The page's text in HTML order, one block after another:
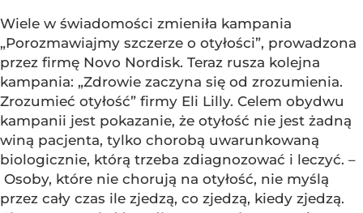
Wiele w świadomości zmieniła kampania
„Porozmawiajmy szczerze o otyłości”, prowadzona
przez firmę Novo Nordisk. Teraz rusza kolejna
kampania: „Zdrowie zaczyna się od zrozumienia.
Zrozumieć otyłość” firmy Eli Lilly. Celem obydwu
kampanii jest pokazanie, że otyłość nie jest żadną
winą pacjenta, tylko chorobą uwarunkowaną
biologicznie, którą trzeba zdiagnozować i leczyć. –
Osoby, które nie chorują na otyłość, nie myślą
przez cały czas ile zjedzą, co zjedzą, kiedy zjedzą.